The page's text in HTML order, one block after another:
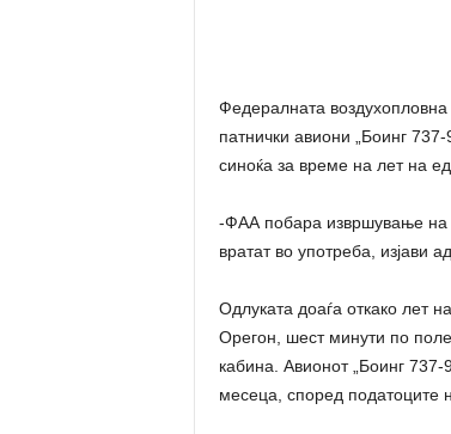
Федералната
патнички авиони „Боинг
синоќа за време на лет на
-ФАА побара извршување на
вратат во употреба, изјави
Одлуката доаѓа откако лет
Орегон, шест минути по
кабина. Авионот „Боинг
месеца, според податоците